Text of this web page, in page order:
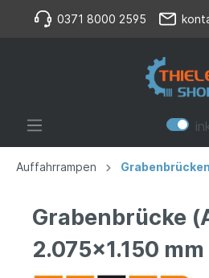
0371 8000 2595
Auffahrrampen Grabenbrücken
Grabenbrücke
2.075x1.150 mm